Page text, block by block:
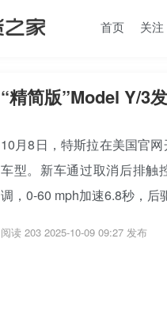
首页 关注
“精简版”Model Y/3
10月8日，特斯拉在美国官
车型。新车通过取消后排触
调，0-60 mph加速6.8秒，后
阅读 203 2025-10-09 09:27 发布